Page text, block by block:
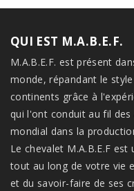
QUI EST M.A.B.E.F.
M.A.B.E.F. est présent
monde, répandant le
continents grâce à
qui l'ont conduit au fil des
mondial dans la
Le chevalet M.A.B.E.F
tout au long de votre vie
et du savoir-faire de ses